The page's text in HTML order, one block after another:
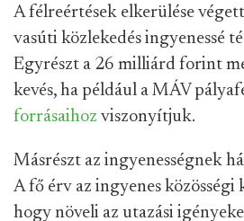
A félreértések elkerülése
vasúti közlekedés ingyenessé
Egyrészt a 26 milliárd forint
kevés, ha például a MÁV
forrásaihoz viszonyítjuk.
Másrészt az ingyenességnek
A fő érv az ingyenes közösségi
hogy növeli az utazási